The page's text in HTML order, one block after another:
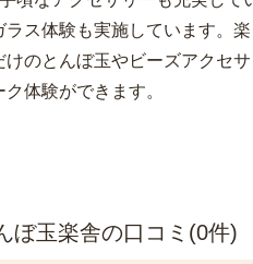
ラス体験も実施しています。
のとんぼ玉やビーズアクセ
体験ができます。
玉楽舎の口コミ(0件)